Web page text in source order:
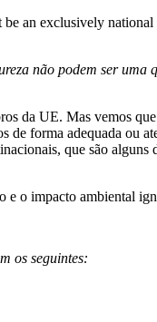
não podem ser uma
da UE. Mas vemos
forma adequada ou
que são
o impacto ambiental
os seguintes: